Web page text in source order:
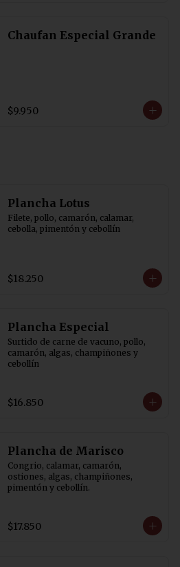
Chaufan Especial Grande
$9.950
Plancha Lotus
Filete, pollo, camarón, calamar,
cebolla, pimentón y cebollín
$18.250
Plancha Especial
Surtido de carne de vacuno, pollo,
camarón, algas, champiñones y
cebollín
$16.850
Plancha de Marisco
Congrio, calamar, camarón,
ostiones, algas, champiñones,
pimentón y cebollín.
$17.850